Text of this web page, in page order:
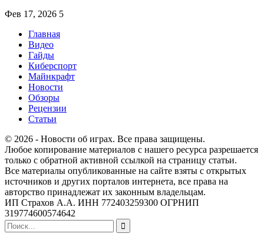
Фев 17, 2026 5
Главная
Видео
Гайды
Киберспорт
Майнкрафт
Новости
Обзоры
Рецензии
Статьи
© 2026 - Новости об играх. Все права защищены.
Любое копирование материалов с нашего ресурса разрешается
только с обратной активной ссылкой на страницу статьи.
Все материалы опубликованные на сайте взяты с открытых
источников и других порталов интернета, все права на
авторство принадлежат их законным владельцам.
ИП Страхов А.А. ИНН 772403259300 ОГРНИП
319774600574642